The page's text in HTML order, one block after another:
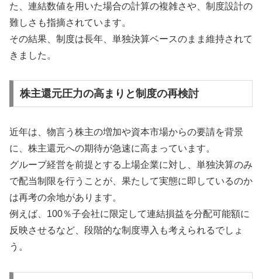
た、連結数値を用いた場合の計算の複雑さや、制度設計の
難しさも指摘されています。
その結果、制度は長年、単独決算ベースのまま維持されて
きました。
株主還元圧力の高まりと制度の再検討
近年は、物言う株主の増加や資本市場からの要請を背景
に、株主還元への期待が急速に高まっています。
グループ経営を前提とする上場企業に対し、単独決算のみ
で配当制限を行うことが、果たして実態に即しているのか
は再考の余地があります。
例えば、100％子会社に限定して連結損益を分配可能額に
反映させるなど、段階的な制度導入も考えられるでしょ
う。